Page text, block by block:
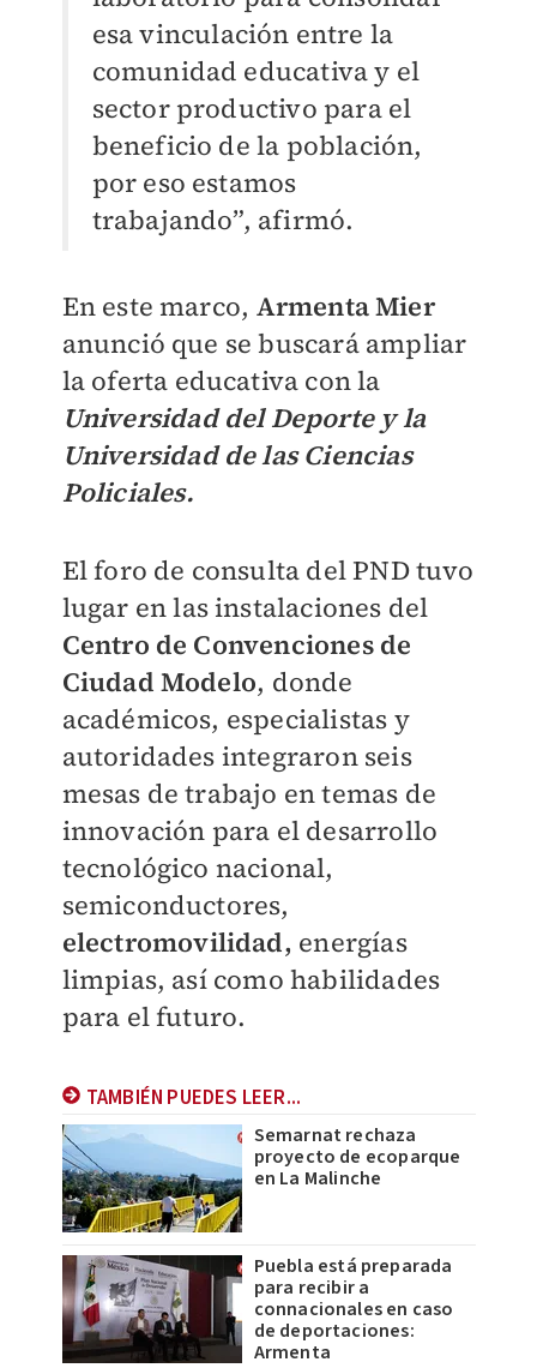
esa vinculación entre la
comunidad educativa y el
sector productivo para el
beneficio de la población,
por eso estamos
trabajando”, afirmó.
En este marco, Armenta Mier
anunció que se buscará ampliar
la oferta educativa con la
Universidad del Deporte y la
Universidad de las Ciencias
Policiales.
El foro de consulta del PND tuvo
lugar en las instalaciones del
Centro de Convenciones de
Ciudad Modelo, donde
académicos, especialistas y
autoridades integraron seis
mesas de trabajo en temas de
innovación para el desarrollo
tecnológico nacional,
semiconductores,
electromovilidad, energías
limpias, así como habilidades
para el futuro.
TAMBIÉN PUEDES LEER...
Semarnat rechaza
proyecto de ecoparque
en La Malinche
Puebla está preparada
para recibir a
connacionales en caso
de deportaciones:
Armenta